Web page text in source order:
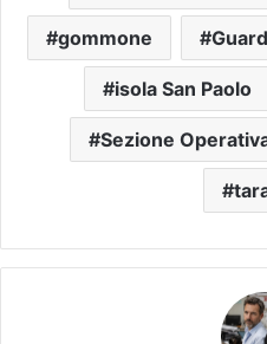
gommone
isola San Paolo
Sezione